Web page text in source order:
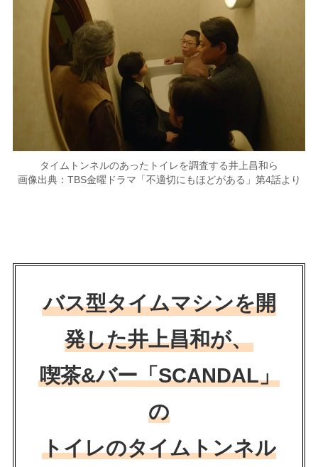
タイムトンネルのあったトイレを調査する井上昌和ら
画像出典：TBS金曜ドラマ「不適切にもほどがある」第4話より
バス型タイムマシンを開
発した井上昌和が、
喫茶&バー「SCANDAL」
の
トイレのタイムトンネル